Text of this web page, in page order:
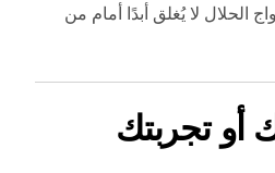
الحلال لا يُغلق أبدًا أمام من
أو تجربتك